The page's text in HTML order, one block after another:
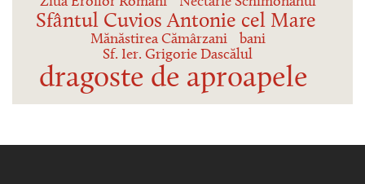
Sfântul Cuvios Antonie cel Mare
Mănăstirea Cămârzani
bani
Sf. Ier. Grigorie Dascălul
dragoste de aproapele